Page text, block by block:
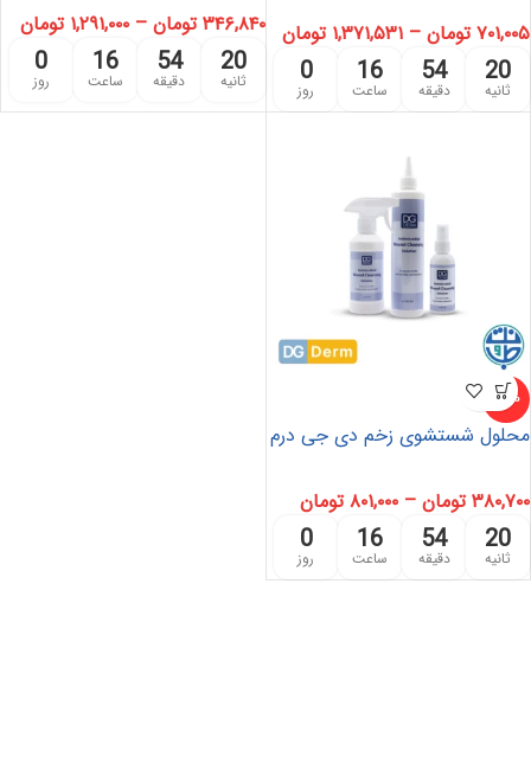
۷۰۱,۰۰۵ تومان – ۱,۳۷۱,۵۳۱ تومان
0
روز
16
ساعت
54
دقیقه
20
ثانیه
۳۴۶,۸۴۰ تومان – ۱,۲۹۱,۰۰۰ تومان
0
روز
16
ساعت
54
دقیقه
20
ثانیه
-10%
محلول شستشوی زخم دی جی درم
۳۸۰,۷۰۰ تومان – ۸۰۱,۰۰۰ تومان
0
روز
16
ساعت
54
دقیقه
20
ثانیه